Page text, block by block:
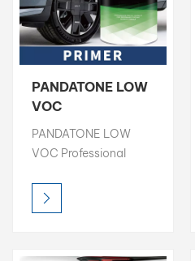
PANDATONE LOW
VOC
Professionelle
Grundierung
Autogrundierung
PANDATONE LOW
VOC Professional
bietet eine
hervorragende